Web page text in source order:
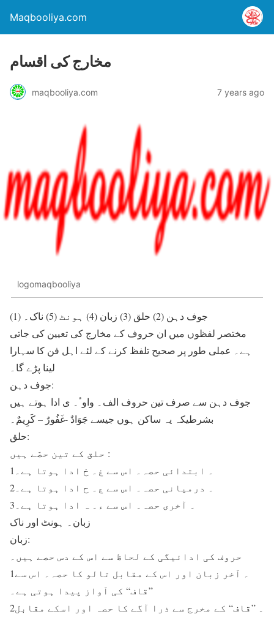
Maqbooliya.com
مخارج کی اقسام
maqbooliya.com 7 years ago
logomaqbooliya
(1) جوف دہن (2) حلق (3) زبان (4) ہونٹ (5) ناک۔
مختصر لفظوں میں ان حروف کے مخارج کی تعیین کی جاتی
ہے۔ عملی طور پر صحیح تلفظ کرنے کے لئے اہل فن کا سہارا
لینا پڑے گا۔
جوف دہن:
جوف دہن سے صرف تین حروف الف۔ واوٴ۔ ى ادا ہوتے ہیں
بشرطیکہ یہ ساکن ہوں جیسے جَوَادٌ -غَفُورٌ – کَرِیمٌ۔
حلق:
حلق کے تین حصّے ہیں :
1۔ ابتدائی حصہ۔ اس سے غ۔ خ ادا ہوتا ہے۔
2۔ درمیانی حصہ۔ اس سے ع۔ ح ادا ہوتا ہے۔
3۔ آخری حصہ۔ اس سے ء۔ ہ ادا ہوتا ہے۔
زبان۔ ہونٹ اور ناک
زبان:
حروف کی ادائیگی کے لحاظ سے اس کے دس حصے ہیں۔
1۔ آخر زبان اور اس کے مقابل تالو کا حصہ۔ اس سے
”قاف“ کی آواز پیدا ہوتی ہے۔
2۔ ”قاف“ کے مخرج سے ذرا آگے کا حصہ اور اسکے مقابل